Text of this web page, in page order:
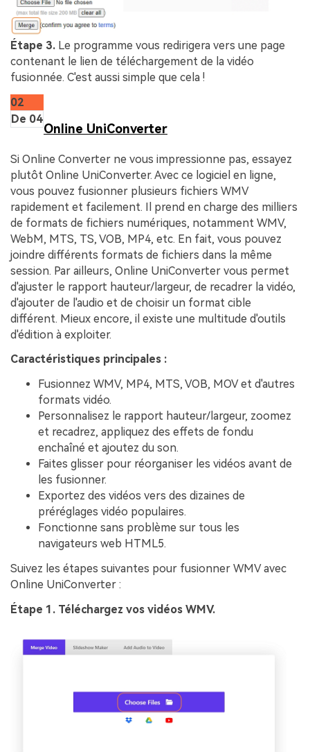
Étape 3. Le programme vous redirigera vers une page
contenant le lien de téléchargement de la vidéo
fusionnée. C'est aussi simple que cela !
02
De 04
Online UniConverter
Si Online Converter ne vous impressionne pas, essayez
plutôt Online UniConverter. Avec ce logiciel en ligne,
vous pouvez fusionner plusieurs fichiers WMV
rapidement et facilement. Il prend en charge des milliers
de formats de fichiers numériques, notamment WMV,
WebM, MTS, TS, VOB, MP4, etc. En fait, vous pouvez
joindre différents formats de fichiers dans la même
session. Par ailleurs, Online UniConverter vous permet
d'ajuster le rapport hauteur/largeur, de recadrer la vidéo,
d'ajouter de l'audio et de choisir un format cible
différent. Mieux encore, il existe une multitude d'outils
d'édition à exploiter.
Caractéristiques principales :
Fusionnez WMV, MP4, MTS, VOB, MOV et d'autres
formats vidéo.
Personnalisez le rapport hauteur/largeur, zoomez
et recadrez, appliquez des effets de fondu
enchaîné et ajoutez du son.
Faites glisser pour réorganiser les vidéos avant de
les fusionner.
Exportez des vidéos vers des dizaines de
préréglages vidéo populaires.
Fonctionne sans problème sur tous les
navigateurs web HTML5.
Suivez les étapes suivantes pour fusionner WMV avec
Online UniConverter :
Étape 1. Téléchargez vos vidéos WMV.